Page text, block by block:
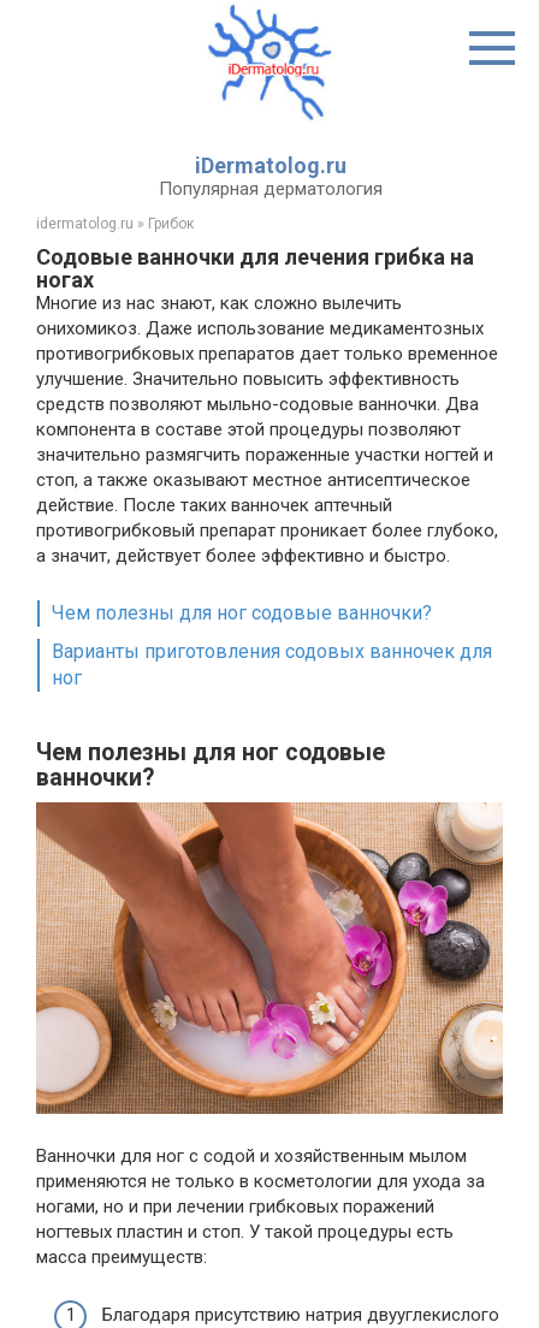
iDermatolog.ru
Популярная дерматология
idermatolog.ru » Грибок
Содовые ванночки для лечения грибка на
ногах
Многие из нас знают, как сложно вылечить
онихомикоз. Даже использование медикаментозных
противогрибковых препаратов дает только временное
улучшение. Значительно повысить эффективность
средств позволяют мыльно-содовые ванночки. Два
компонента в составе этой процедуры позволяют
значительно размягчить пораженные участки ногтей и
стоп, а также оказывают местное антисептическое
действие. После таких ванночек аптечный
противогрибковый препарат проникает более глубоко,
а значит, действует более эффективно и быстро.
Чем полезны для ног содовые ванночки?
Варианты приготовления содовых ванночек для
ног
Чем полезны для ног содовые
ванночки?
Ванночки для ног с содой и хозяйственным мылом
применяются не только в косметологии для ухода за
ногами, но и при лечении грибковых поражений
ногтевых пластин и стоп. У такой процедуры есть
масса преимуществ:
Благодаря присутствию натрия двууглекислого